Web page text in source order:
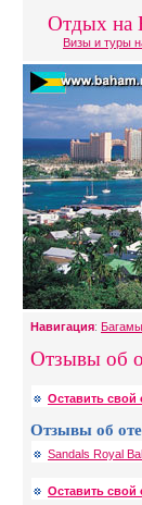
Отдых на
Визы и туры
Навигация: Багамы
Отзывы об
Оставить свой
Отзывы об
Sandals Royal
Оставить свой